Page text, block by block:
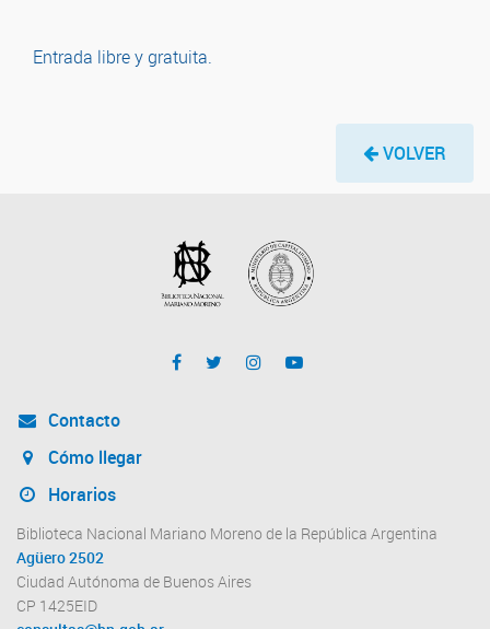
Entrada libre y gratuita.
VOLVER
Contacto
Cómo llegar
Horarios
Biblioteca Nacional Mariano Moreno de la República Argentina
Agüero 2502
Ciudad Autónoma de Buenos Aires
CP 1425EID